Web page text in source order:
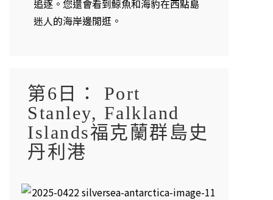
追逐。您還會看到鯨魚和海豹在西點島
迷人的海岸邊閒逛。
第6日： Port
Stanley, Falkland
Islands福克蘭群島史
丹利港